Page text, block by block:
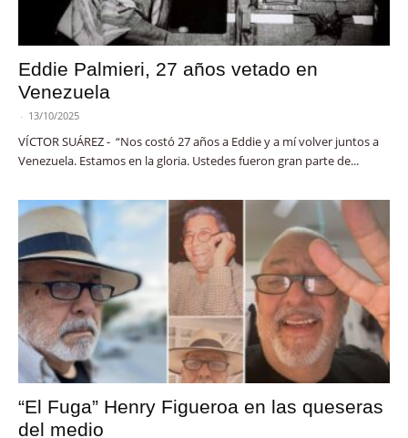
Eddie Palmieri, 27 años vetado en
Venezuela
- 13/10/2025
VÍCTOR SUÁREZ - “Nos costó 27 años a Eddie y a mí volver juntos a
Venezuela. Estamos en la gloria. Ustedes fueron gran parte de...
“El Fuga” Henry Figueroa en las queseras
del medio